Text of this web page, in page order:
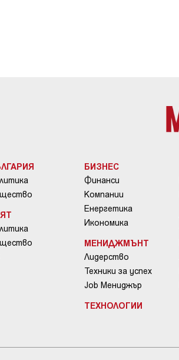
БИЗНЕС
Финанси
Компании
Енергетика
Икономика
МЕНИДЖМЪНТ
Лидерство
Техники за успех
Job Мениджър
ТЕХНОЛОГИИ